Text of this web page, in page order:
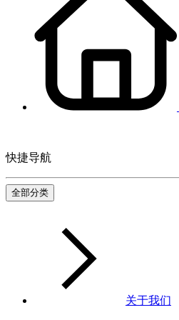
快捷导航
全部分类
关于我们